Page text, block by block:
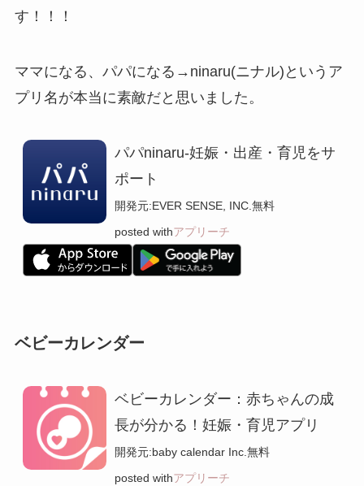
す！！！
ママになる、パパになる→ninaru(ニナル)というア
プリ名が本当に素敵だと思いました。
パパninaru-妊娠・出産・育児をサ
ポート
開発元:EVER SENSE, INC. 無料
posted withアプリーチ
ベビーカレンダー
ベビーカレンダー：赤ちゃんの成
長が分かる！妊娠・育児アプリ
開発元:baby calendar Inc.無料
posted withアプリーチ